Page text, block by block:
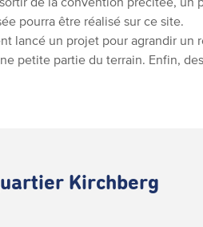
pourra être réalisé sur ce site.
lancé un projet pour agrandir un
petite partie du terrain. Enfin,
Kirchberg